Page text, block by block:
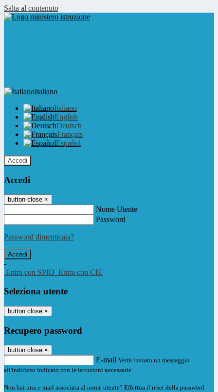
Salta al contenuto
Italiano
Italiano
English
Deutsch
Français
Español
Accedi
Accedi
button close ×
Nome Utente
Password
Password dimenticata?
-
Entra con SPID Entra con CIE
Seleziona utente
button close ×
Recupero password
button close ×
E-mail Verrà inviato un messaggio
all'indirizzo indicato con le istruzioni necessarie.
Non hai una e-mail associata al nome utente? Effettua il reset della password